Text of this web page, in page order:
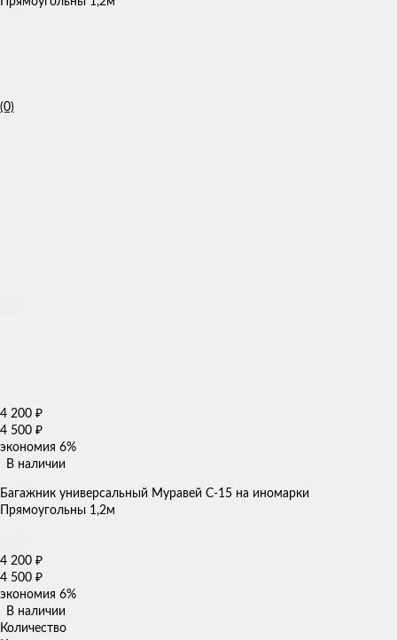
(0)
4 200 ₽
4 500 ₽
экономия 6%
В наличии
Багажник универсальный Муравей С-15 на иномарки
Прямоугольны 1,2м
4 200 ₽
4 500 ₽
экономия 6%
В наличии
Количество